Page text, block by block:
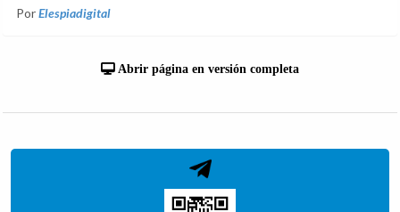
PorElespiadigital
Abrir página en versión completa